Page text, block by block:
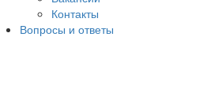
Контакты
Вопросы и ответы